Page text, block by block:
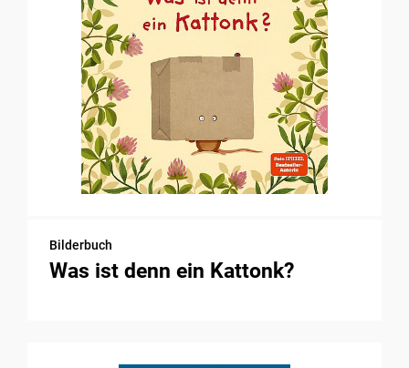
Bilderbuch
Was ist denn ein Kattonk?